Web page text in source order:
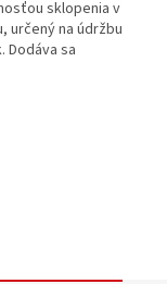
sklopenia v
určený na údržbu
Dodáva sa